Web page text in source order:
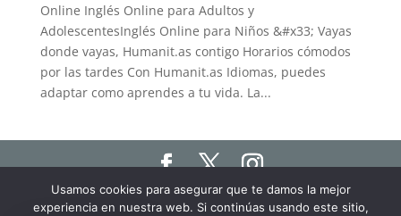
Online Inglés Online para Adultos y
AdolescentesInglés Online para Niños &#x33; Vayas
donde vayas, Humanit.as contigo Horarios cómodos
por las tardes Con Humanit.as Idiomas, puedes
adaptar como aprendes a tu vida. La...
Haz click aquí para ver nuestro Aviso Legal, Política
Usamos cookies para asegurar que te damos la mejor
experiencia en nuestra web. Si continúas usando este sitio,